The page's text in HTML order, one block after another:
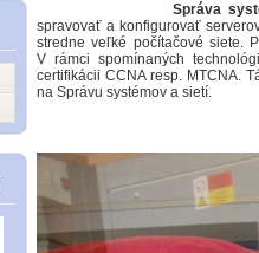
Správa
spravovať a konfigurovať
stredne veľké počítačové siete.
V rámci spomínaných
certifikácii CCNA resp. MTCNA.
na Správu systémov a sietí.